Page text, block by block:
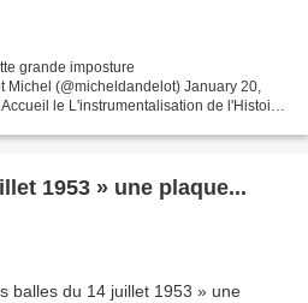
grande imposture
Michel (@micheldandelot) January 20,
le L'instrumentalisation de l'Histoire
1953 » une plaque...